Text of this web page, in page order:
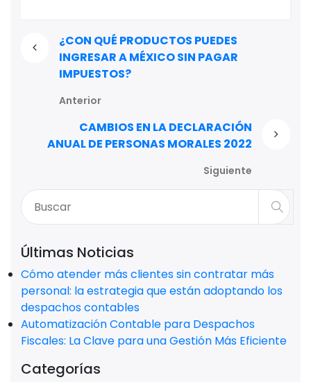
¿CON QUÉ PRODUCTOS PUEDES
INGRESAR A MÉXICO SIN PAGAR
IMPUESTOS?
Anterior
CAMBIOS EN LA DECLARACIÓN
ANUAL DE PERSONAS MORALES 2022
Siguiente
Últimas Noticias
Cómo atender más clientes sin contratar más
personal: la estrategia que están adoptando los
despachos contables
Automatización Contable para Despachos
Fiscales: La Clave para una Gestión Más Eficiente
Categorías